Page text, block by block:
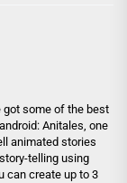
got some of the best
Anitales, one
animated stories
telling using
can create up to 3